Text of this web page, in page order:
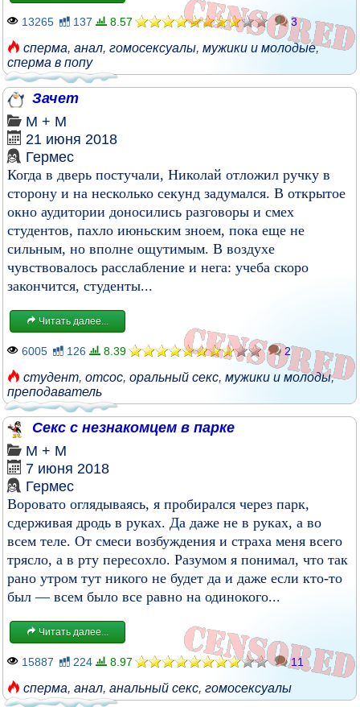
13265 137 8.57 3
сперма, анал, гомосексуалы, мужики и молодые,
сперма в попу
Зачет
М + М
21 июня 2018
Гермес
Когда в дверь постучали, Николай отложил ручку в
сторону и на несколько секунд задумался. В открытое
окно аудитории доносились разговоры и смех
студентов, пахло июньским зноем, пока еще не
сильным, но вполне ощутимым. В воздухе
чувствовалось расслабление и нега: учеба скоро
закончится, студенты...
Читать далее...
6005 126 8.39 2
студент, отсос, оральный секс, мужики и молоды,
преподаватель
Секс с незнакомцем в парке
М + М
7 июня 2018
Гермес
Воровато оглядываясь, я пробирался через парк,
сдерживая дродь в руках. Да даже не в руках, а во
всем теле. От смеси возбуждения и страха меня всего
трясло, а в рту пересохло. Разумом я понимал, что так
рано утром тут никого не будет да и даже если кто-то
был — всем было все равно на одинокого...
Читать далее...
15887 224 8.97 11
сперма, анал, анальный секс, гомосексуалы